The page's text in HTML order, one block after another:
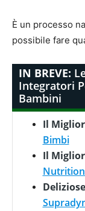
È un processo
possibile fare
IN BREVE:
Integratori
Bambini
Il
Bimbi
Il